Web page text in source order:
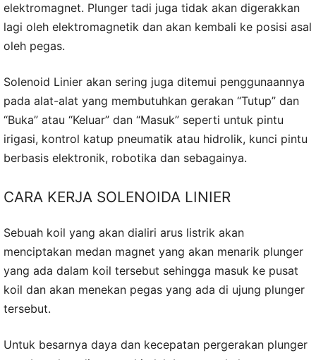
elektromagnet. Plunger tadi juga tidak akan digerakkan
lagi oleh elektromagnetik dan akan kembali ke posisi asal
oleh pegas.
Solenoid Linier akan sering juga ditemui penggunaannya
pada alat-alat yang membutuhkan gerakan “Tutup” dan
“Buka” atau “Keluar” dan “Masuk” seperti untuk pintu
irigasi, kontrol katup pneumatik atau hidrolik, kunci pintu
berbasis elektronik, robotika dan sebagainya.
CARA KERJA SOLENOIDA LINIER
Sebuah koil yang akan dialiri arus listrik akan
menciptakan medan magnet yang akan menarik plunger
yang ada dalam koil tersebut sehingga masuk ke pusat
koil dan akan menekan pegas yang ada di ujung plunger
tersebut.
Untuk besarnya daya dan kecepatan pergerakan plunger